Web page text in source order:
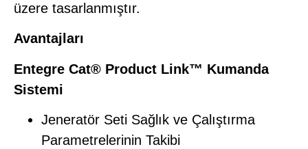
üzere tasarlanmıştır.
Avantajları
Entegre Cat® Product Link™ Kumanda
Sistemi
Jeneratör Seti Sağlık ve Çalıştırma
Parametrelerinin Takibi